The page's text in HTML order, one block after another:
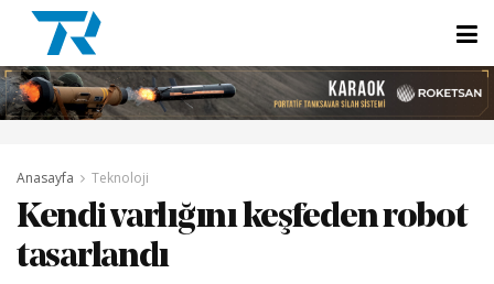
Anasayfa Teknoloji
Kendi varlığını keşfeden robot
tasarlandı